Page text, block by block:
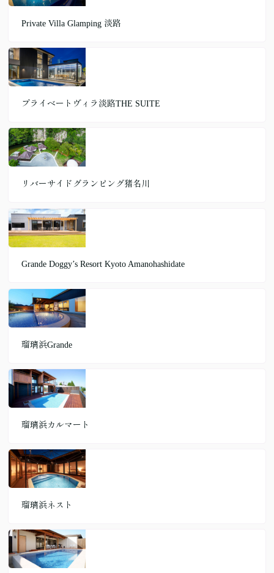
Private Villa Glamping 淡路
プライベートヴィラ淡路THE SUITE
リバーサイドグランピング猪名川
Grande Doggy’s Resort Kyoto Amanohashidate
瑠璃浜Grande
瑠璃浜カルマート
瑠璃浜ネスト